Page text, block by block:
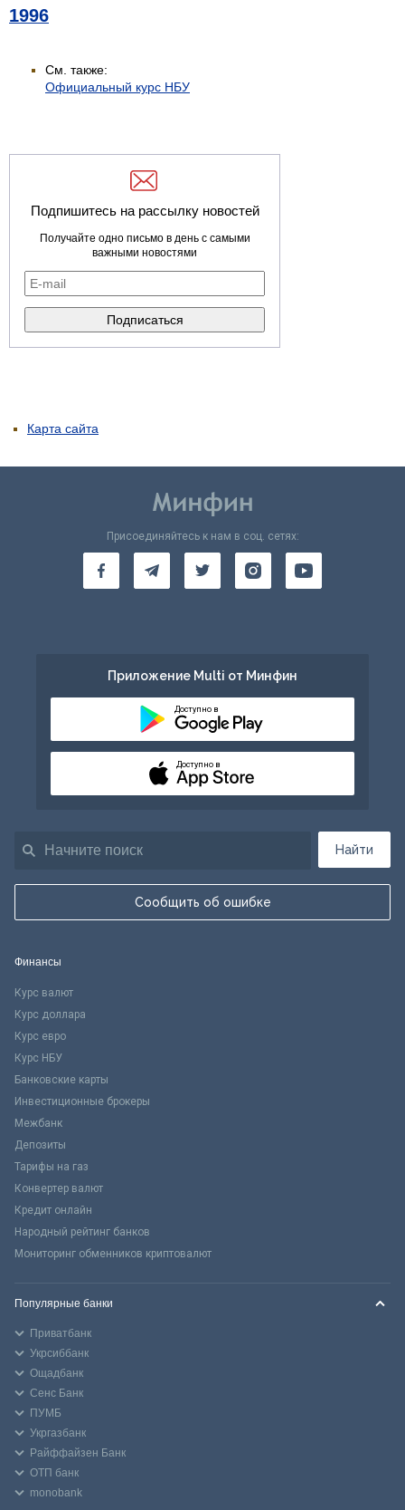
1996
См. также:
Официальный курс НБУ
Подпишитесь на рассылку новостей
Получайте одно письмо в день с самыми
важными новостями
Карта сайта
Найти
Сообщить об ошибке
Присоединяйтесь к нам в соц. сетях:
Приложение Multi от Минфин
Доступно в
Доступно в
Финансы
Курс валют
Курс доллара
Курс евро
Курс НБУ
Банковские карты
Инвестиционные брокеры
Межбанк
Депозиты
Тарифы на газ
Конвертер валют
Кредит онлайн
Народный рейтинг банков
Мониторинг обменников криптовалют
Популярные банки
Приватбанк
Укрсиббанк
Ощадбанк
Сенс Банк
ПУМБ
Укргазбанк
Райффайзен Банк
ОТП банк
monobank